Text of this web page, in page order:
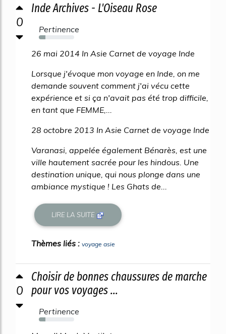
0
Inde Archives - L'Oiseau Rose
Pertinence
19%
26 mai 2014 In Asie Carnet de voyage Inde
Lorsque j'évoque mon voyage en Inde, on me
demande souvent comment j'ai vécu cette
expérience et si ça n'avait pas été trop difficile,
en tant que FEMME,...
28 octobre 2013 In Asie Carnet de voyage Inde
Varanasi, appelée également Bénarès, est une
ville hautement sacrée pour les hindous. Une
destination unique, qui nous plonge dans une
ambiance mystique ! Les Ghats de...
LIRE LA SUITE
Thèmes liés : voyage asie
0
Choisir de bonnes chaussures de marche
pour vos voyages ...
Pertinence
18%